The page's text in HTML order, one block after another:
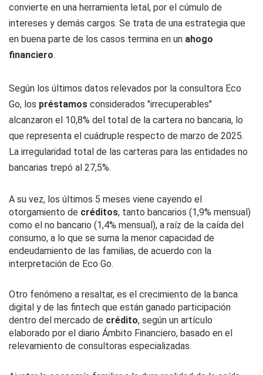
convierte en una herramienta letal, por el cúmulo de
intereses y demás cargos. Se trata de una estrategia que
en buena parte de los casos termina en un ahogo
financiero.
Según los últimos datos relevados por la consultora Eco
Go, los préstamos considerados "irrecuperables"
alcanzaron el 10,8% del total de la cartera no bancaria, lo
que representa el cuádruple respecto de marzo de 2025.
La irregularidad total de las carteras para las entidades no
bancarias trepó al 27,5%.
A su vez, los últimos 5 meses viene cayendo el
otorgamiento de créditos, tanto bancarios (1,9% mensual)
como el no bancario (1,4% mensual), a raíz de la caída del
consumo, a lo que se suma la menor capacidad de
endeudamiento de las familias, de acuerdo con la
interpretación de Eco Go.
Otro fenómeno a resaltar, es el crecimiento de la banca
digital y de las fintech que están ganado participación
dentro del mercado de crédito, según un artículo
elaborado por el diario Ámbito Financiero, basado en el
relevamiento de consultoras especializadas.